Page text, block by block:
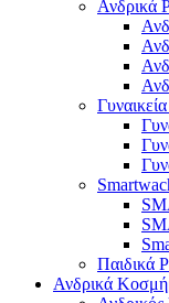
Ανδρικά
Παιδικά
Ανδρικά